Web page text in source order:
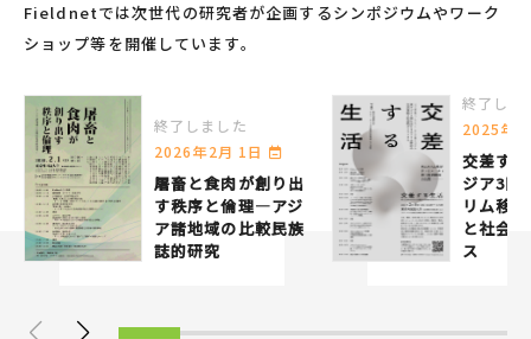
Fieldnetでは次世代の研究者が企画するシンポジウムやワーク
ショップ等を開催しています。
終了しました
2026年2月 1日
屠畜と食肉が創り出
す秩序と倫理―アジ
ア諸地域の比較民族
誌的研究
終了しま
2025年2
交差す
ジア3国
リム移
と社会
ス